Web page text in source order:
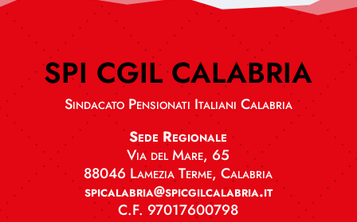
SPI CGIL CALABRIA
Sindacato Pensionati Italiani Calabria
Sede Regionale
Via del Mare, 65
88046 Lamezia Terme, Calabria
spicalabria@spicgilcalabria.it
C.F. 97017600798